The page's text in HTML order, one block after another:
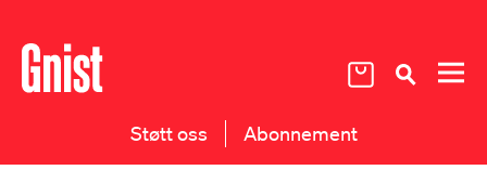
Støtt oss Abonnement